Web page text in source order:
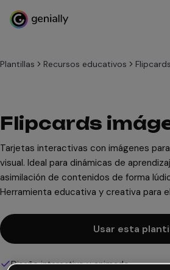
Plantillas Recursos educativos
Flipcards
Tarjetas interactivas con imágenes
visual. Ideal para dinámicas de
asimilación de contenidos de forma
Herramienta educativa y creativa para
Usar esta
Diseño interactivo y animado